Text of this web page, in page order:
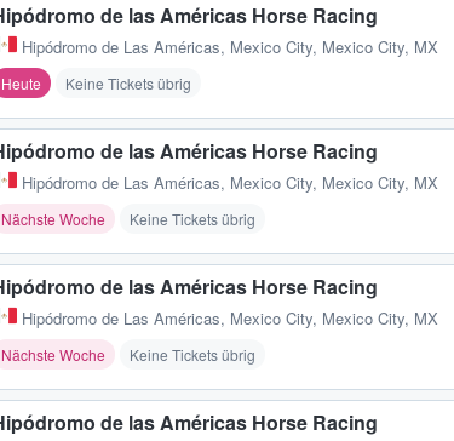
de las Américas Horse Racing
Hipódromo de Las Américas, Mexico City, Mexico City, MX
Heute Keine Tickets übrig
de las Américas Horse Racing
Hipódromo de Las Américas, Mexico City, Mexico City, MX
Nächste Woche Keine Tickets übrig
de las Américas Horse Racing
Hipódromo de Las Américas, Mexico City, Mexico City, MX
Nächste Woche Keine Tickets übrig
de las Américas Horse Racing